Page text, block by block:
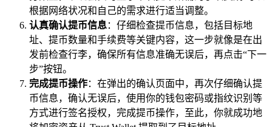
根据网络状况和自己的需求进行适当调整。
认真确认提币信息：仔细检查提币信息，包括目标地
址、提币数量和手续费等关键内容，这一步就像是在出
发前检查行李，确保所有信息准确无误后，再点击“下一
步”按钮。
完成提币操作：在弹出的确认页面中，再次仔细确认提
币信息，确认无误后，使用你的钱包密码或指纹识别等
方式进行签名授权，完成提币操作，至此，你就成功地